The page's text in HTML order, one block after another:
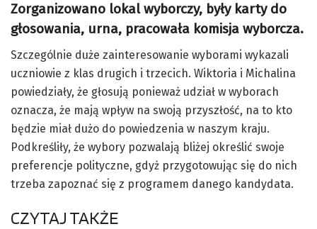
Zorganizowano lokal wyborczy, były karty do
głosowania, urna, pracowała komisja wyborcza.
Szczególnie duże zainteresowanie wyborami wykazali
uczniowie z klas drugich i trzecich. Wiktoria i Michalina
powiedziały, że głosują ponieważ udział w wyborach
oznacza, że mają wpływ na swoją przyszłość, na to kto
będzie miał dużo do powiedzenia w naszym kraju.
Podkreśliły, że wybory pozwalają bliżej określić swoje
preferencje polityczne, gdyż przygotowując się do nich
trzeba zapoznać się z programem danego kandydata.
CZYTAJ TAKŻE